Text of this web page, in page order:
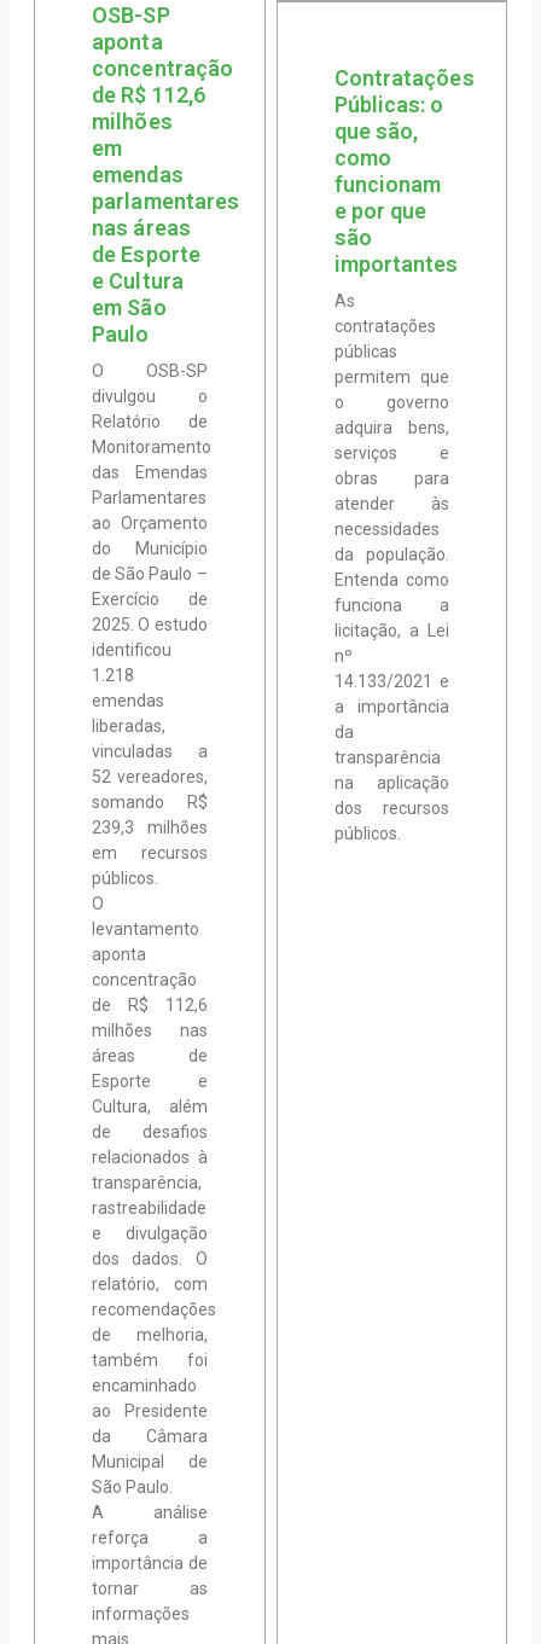
OSB-SP
aponta
concentração
de R$ 112,6
milhões
em
emendas
parlamentares
nas áreas
de Esporte
e Cultura
em São
Paulo
O OSB-SP
divulgou o
Relatório de
Monitoramento
das Emendas
Parlamentares
ao Orçamento
do Município
de São Paulo –
Exercício de
2025. O estudo
identificou
1.218
emendas
liberadas,
vinculadas a
52 vereadores,
somando R$
239,3 milhões
em recursos
públicos.
O
levantamento
aponta
concentração
de R$ 112,6
milhões nas
áreas de
Esporte e
Cultura, além
de desafios
relacionados à
transparência,
rastreabilidade
e divulgação
dos dados. O
relatório, com
recomendações
de melhoria,
também foi
encaminhado
ao Presidente
da Câmara
Municipal de
São Paulo.
A análise
reforça a
importância de
tornar as
informações
mais
Contratações
Públicas: o
que são,
como
funcionam
e por que
são
importantes
As
contratações
públicas
permitem que
o governo
adquira bens,
serviços e
obras para
atender às
necessidades
da população.
Entenda como
funciona a
licitação, a Lei
nº
14.133/2021 e
a importância
da
transparência
na aplicação
dos recursos
públicos.